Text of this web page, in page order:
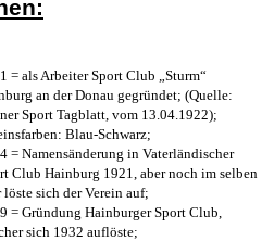
= als Arbeiter Sport Club „Sturm“
an der Donau gegründet; (Quelle:
Sport Tagblatt, vom 13.04.1922);
Blau-Schwarz;
= Namensänderung in Vaterländischer
Club Hainburg 1921, aber noch im selben
löste sich der Verein auf;
= Gründung Hainburger Sport Club,
sich 1932 auflöste;